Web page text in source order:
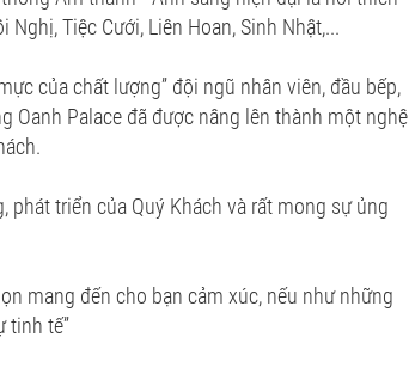
Tiệc Cưới, Liên Hoan, Sinh Nhật,...
của chất lượng” đội ngũ nhân viên, đầu bếp,
Oanh Palace đã được nâng lên thành một nghệ
triển của Quý Khách và rất mong sự ủng
mang đến cho bạn cảm xúc, nếu như những
tinh tế”